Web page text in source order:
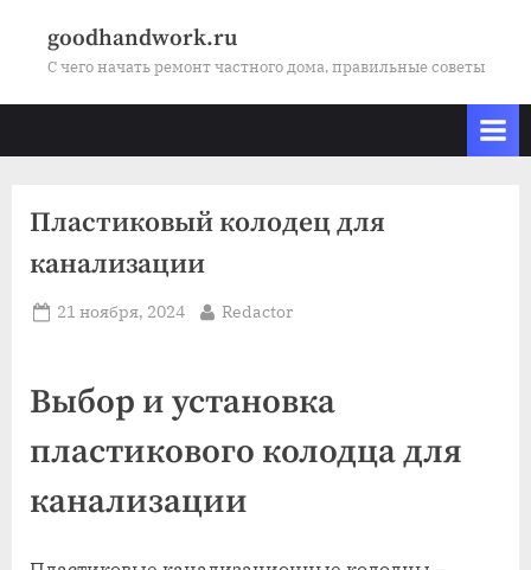
goodhandwork.ru
С чего начать ремонт частного дома, правильные советы
Пластиковый колодец для
канализации
Posted
21 ноября, 2024 By
Redactor
Выбор и установка
пластикового колодца для
канализации